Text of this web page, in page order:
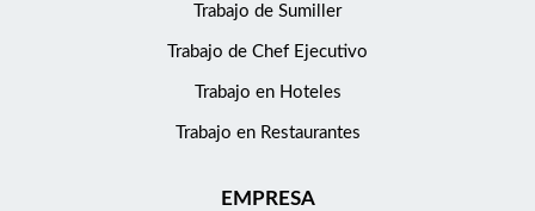
Trabajo de Sumiller
Trabajo de Chef Ejecutivo
Trabajo en Hoteles
Trabajo en Restaurantes
EMPRESA